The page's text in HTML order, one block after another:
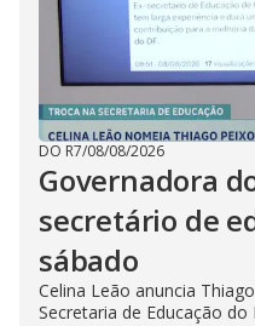
DO R7/08/08/2026
Governadora
secretário de
sábado
Celina Leão anuncia
Secretaria de Educação do